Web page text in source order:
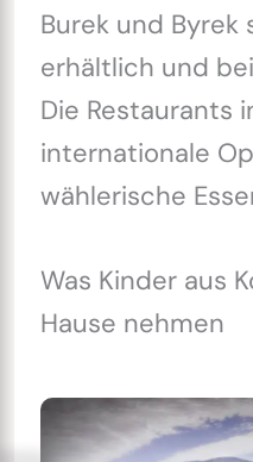
Burek und Byrek
erhältlich und
Die Restaurants
internationale
wählerische
Was Kinder aus
Hause nehmen